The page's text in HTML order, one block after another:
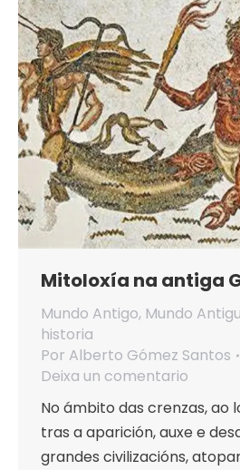
Mitoloxía na antiga
Mundo Antigo, Mundo
historia
Por Alberto Gómez Santos
Deixa un comentario
No ámbito das crenzas, ao
tras a aparición, auxe e
grandes civilizacións,